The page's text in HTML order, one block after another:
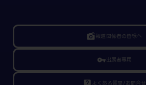
linked_camera報道関係者の皆様へ
vpn_key出展者専用
よくある質問/お問合せ